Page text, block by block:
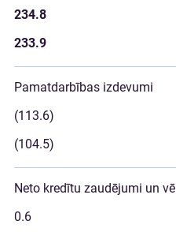
234.8
233.9
Pamatdarbības izdevumi
(113.6)
(104.5)
Neto kredītu zaudējumi un
0.6